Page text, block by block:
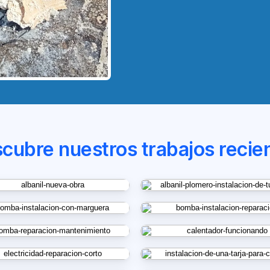
nuestros trabajos